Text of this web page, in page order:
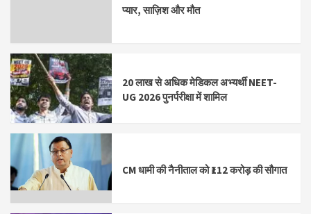
प्यार, साज़िश और मौत
20 लाख से अधिक मेडिकल अभ्यर्थी NEET-
UG 2026 पुनर्परीक्षा में शामिल
CM धामी की नैनीताल को ₹112 करोड़ की सौगात